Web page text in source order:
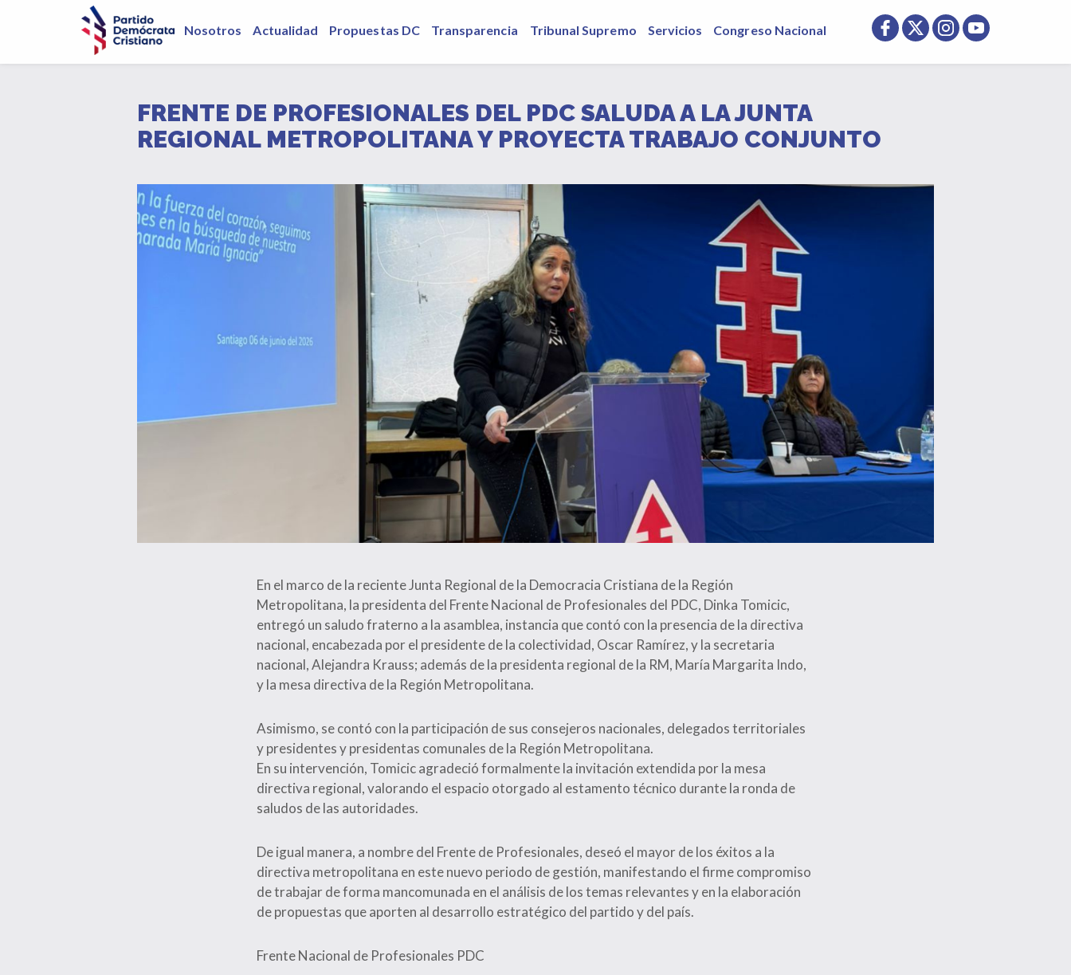
Nosotros Actualidad Propuestas DC Transparencia Tribunal Supremo Servicios Congreso Nacional
FRENTE DE PROFESIONALES DEL PDC SALUDA A LA JUNTA
REGIONAL METROPOLITANA Y PROYECTA TRABAJO CONJUNTO
En el marco de la reciente Junta Regional de la Democracia Cristiana de la Región
Metropolitana, la presidenta del Frente Nacional de Profesionales del PDC, Dinka Tomicic,
entregó un saludo fraterno a la asamblea, instancia que contó con la presencia de la directiva
nacional, encabezada por el presidente de la colectividad, Oscar Ramírez, y la secretaria
nacional, Alejandra Krauss; además de la presidenta regional de la RM, María Margarita Indo,
y la mesa directiva de la Región Metropolitana.
Asimismo, se contó con la participación de sus consejeros nacionales, delegados territoriales
y presidentes y presidentas comunales de la Región Metropolitana.
En su intervención, Tomicic agradeció formalmente la invitación extendida por la mesa
directiva regional, valorando el espacio otorgado al estamento técnico durante la ronda de
saludos de las autoridades.
De igual manera, a nombre del Frente de Profesionales, deseó el mayor de los éxitos a la
directiva metropolitana en este nuevo periodo de gestión, manifestando el firme compromiso
de trabajar de forma mancomunada en el análisis de los temas relevantes y en la elaboración
de propuestas que aporten al desarrollo estratégico del partido y del país.
Frente Nacional de Profesionales PDC